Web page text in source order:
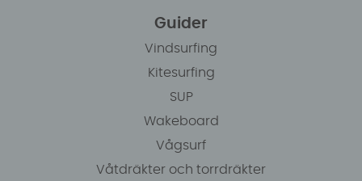
Guider
Vindsurfing
Kitesurfing
SUP
Wakeboard
Vågsurf
Våtdräkter och torrdräkter